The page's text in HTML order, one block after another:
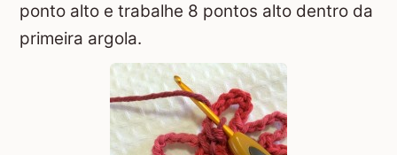
ponto alto e trabalhe 8 pontos alto dentro da
primeira argola.